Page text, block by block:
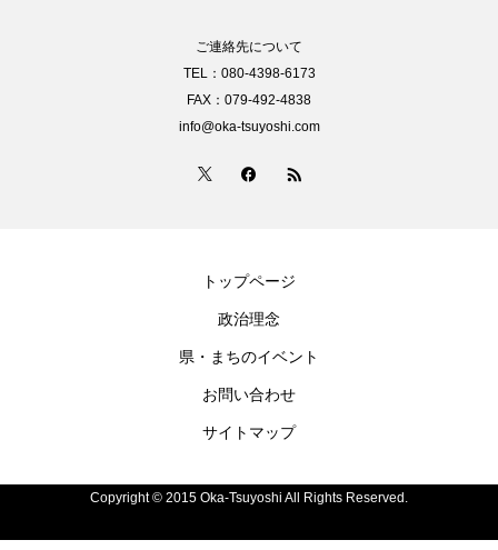
ご連絡先について
TEL：080-4398-6173
FAX：079-492-4838
info@oka-tsuyoshi.com
トップページ
政治理念
県・まちのイベント
お問い合わせ
サイトマップ
Copyright © 2015 Oka-Tsuyoshi All Rights Reserved.